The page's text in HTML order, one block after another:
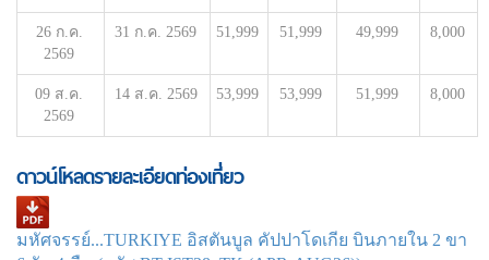
26 ก.ค.
2569
31 ก.ค. 2569 51,999 51,999 49,999 8,000
09 ส.ค.
2569
14 ส.ค. 2569 53,999 53,999 51,999 8,000
ดาวน์โหลดรายละเอียดท่องเที่ยว
มหัศจรรย์...TURKIYE อิสตันบูล คัปปาโดเกีย บินภายใน 2 ขา